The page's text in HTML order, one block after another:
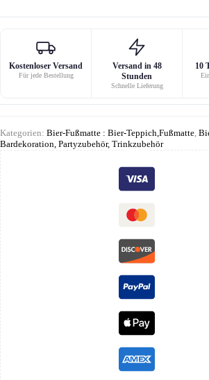
Kostenloser Versand
Für jede Bestellung
Versand in 48
Stunden
Schnelle Lieferung
10
Kategorien: Bier-Fußmatte : Bier-Teppich,Fußmatte
Bardekoration, Partyzubehör, Trinkzubehör